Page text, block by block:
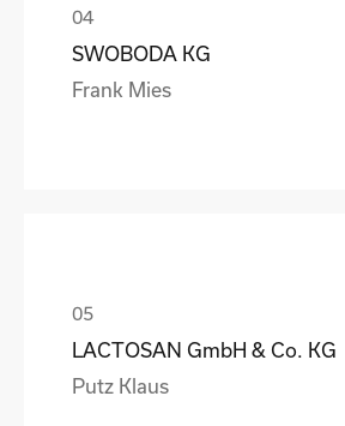
SWOBODA KG
Frank Mies
LACTOSAN GmbH & Co. KG
Putz Klaus